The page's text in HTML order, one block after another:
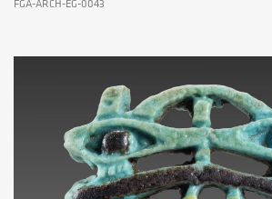
FGA-ARCH-EG-0043